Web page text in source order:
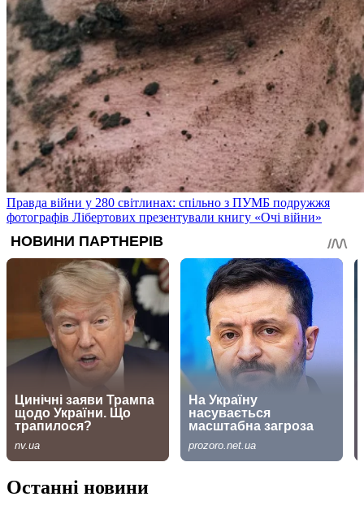
Правда війни у 280 світлинах: спільно з ПУМБ подружжя
фотографів Лібертових презентували книгу «Очі війни»
Останні новини